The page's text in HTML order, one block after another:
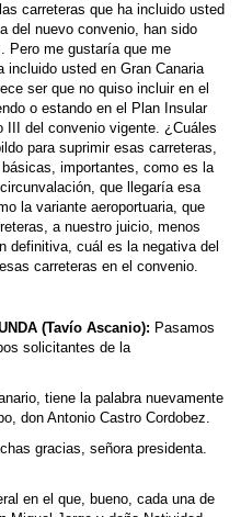
carreteras que ha incluido usted
del nuevo convenio, han sido
Pero me gustaría que me
incluido usted en Gran Canaria
ser que no quiso incluir en el
o estando en el Plan Insular
III del convenio vigente. ¿Cuáles
para suprimir esas carreteras,
importantes, como es la
que llegaría esa
la variante aeroportuaria, que
a nuestro juicio, menos
definitiva, cuál es la negativa del
carreteras en el convenio.
(Tavío Ascanio): Pasamos
solicitantes de la
tiene la palabra nuevamente
don Antonio Castro Cordobez.
gracias, señora presidenta.
en el que, bueno, cada una de